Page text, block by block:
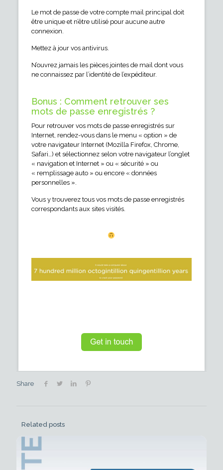
Le mot de passe de votre compte mail principal doit
être unique et n’être utilisé pour aucune autre
connexion.
Mettez à jour vos antivirus.
N’ouvrez jamais les pièces jointes de mail dont vous
ne connaissez par l’identité de l’expéditeur.
Bonus : Comment retrouver ses
mots de passe enregistrés ?
Pour retrouver vos mots de passe enregistrés sur
Internet, rendez-vous dans le menu « option » de
votre navigateur Internet (Mozilla Firefox, Chrome,
Safari…) et sélectionnez selon votre navigateur l’onglet
« navigation et Internet » ou « sécurité » ou
« remplissage auto » ou encore « données
personnelles ».
Vous y trouverez tous vos mots de passe enregistrés
correspondants aux sites visités.
Share
Related posts